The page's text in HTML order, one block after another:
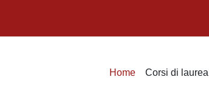
Home Corsi di laurea